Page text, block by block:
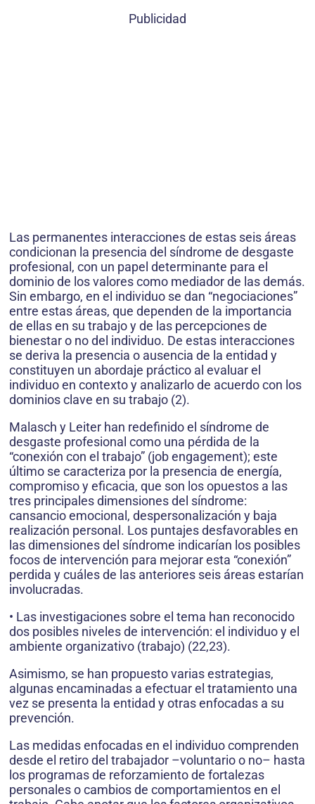
Publicidad
Las permanentes interacciones de estas seis áreas
condicionan la presencia del síndrome de desgaste
profesional, con un papel determinante para el
dominio de los valores como mediador de las demás.
Sin embargo, en el individuo se dan “negociaciones”
entre estas áreas, que dependen de la importancia
de ellas en su trabajo y de las percepciones de
bienestar o no del individuo. De estas interacciones
se deriva la presencia o ausencia de la entidad y
constituyen un abordaje práctico al evaluar el
individuo en contexto y analizarlo de acuerdo con los
dominios clave en su trabajo (2).
Malasch y Leiter han redefinido el síndrome de
desgaste profesional como una pérdida de la
“conexión con el trabajo” (job engagement); este
último se caracteriza por la presencia de energía,
compromiso y eficacia, que son los opuestos a las
tres principales dimensiones del síndrome:
cansancio emocional, despersonalización y baja
realización personal. Los puntajes desfavorables en
las dimensiones del síndrome indicarían los posibles
focos de intervención para mejorar esta “conexión”
perdida y cuáles de las anteriores seis áreas estarían
involucradas.
• Las investigaciones sobre el tema han reconocido
dos posibles niveles de intervención: el individuo y el
ambiente organizativo (trabajo) (22,23).
Asimismo, se han propuesto varias estrategias,
algunas encaminadas a efectuar el tratamiento una
vez se presenta la entidad y otras enfocadas a su
prevención.
Las medidas enfocadas en el individuo comprenden
desde el retiro del trabajador –voluntario o no– hasta
los programas de reforzamiento de fortalezas
personales o cambios de comportamientos en el